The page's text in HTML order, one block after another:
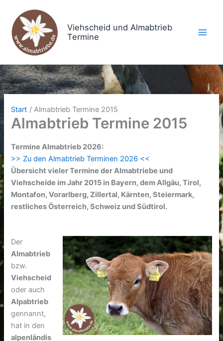
Inhalt
springen
Viehscheid und Almabtrieb
Termine
Start Almabtrieb Termine 2015
Almabtrieb Termine 2015
Termine Almabtrieb 2026:
>> Zu den Almabtrieb Terminen 2026 <<
Übersicht vieler Termine der Almabtriebe und
Viehscheide im Jahr 2015 in Bayern, dem Allgäu, Tirol,
Montafon, Vorarlberg, Zillertal, Kärnten, Steiermark,
restliches Österreich, Schweiz und Südtirol.
Der
Almabtrieb
bzw.
Viehscheid
oder auch
Alpabtrieb
gennannt,
hat in den
alpenländis